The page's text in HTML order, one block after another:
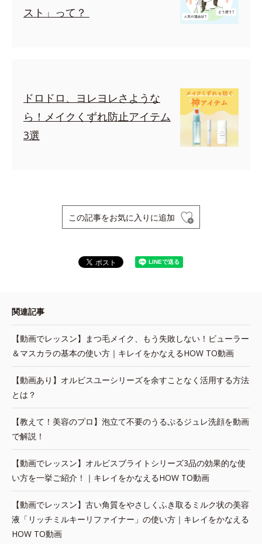
スト」って？
ドロドロ、ヨレヨレさような
ら！メイクくずれ防止アイテム
3選
この記事をお気に入りに追加
関連記事
【動画でレッスン】まつ毛メイク、もう失敗しない！ビューラー
＆マスカラの基本の使い方｜キレイをかなえるHOW TO動画
【動画あり】オルビスユーシリーズを余すことなく活用する方法
とは？
【教えて！美容のプロ】泡立て不要のうるぷるジュレ洗顔を動画
で解説！
【動画でレッスン】オルビスブライトシリーズ3品の効果的な使
い方を一挙ご紹介！｜キレイをかなえるHOW TO動画
【動画でレッスン】古い角質をやさしくふき取るミルク状の美容
液「リッチミルキーリファイナー」の使い方｜キレイをかなえる
HOW TO動画